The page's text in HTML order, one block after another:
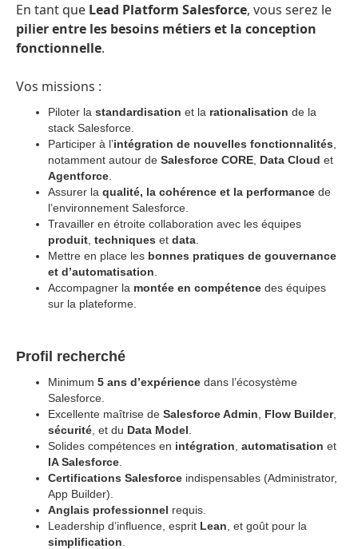
En tant que Lead Platform Salesforce, vous serez le
pilier entre les besoins métiers et la conception
fonctionnelle.
Vos missions :
Piloter la standardisation et la rationalisation de la
stack Salesforce.
Participer à l’intégration de nouvelles fonctionnalités
notamment autour de Salesforce CORE Data Cloud et
Agentforce
Assurer la qualité, la cohérence et la performance de
l’environnement Salesforce.
Travailler en étroite collaboration avec les équipes
produit techniques et data
Mettre en place les bonnes pratiques de gouvernance
et d’automatisation
Accompagner la montée en compétence des équipes
sur la plateforme.
Profil recherché
Minimum 5 ans d’expérience dans l’écosystème
Salesforce.
Excellente maîtrise de Salesforce Admin Flow Builder,
sécurité , et du Data Model
Solides compétences en intégration automatisation et
IA Salesforce
Certifications Salesforce indispensables (Administrator,
App Builder).
Anglais professionnel requis.
Leadership d’influence, esprit Lean , et goût pour la
simplification